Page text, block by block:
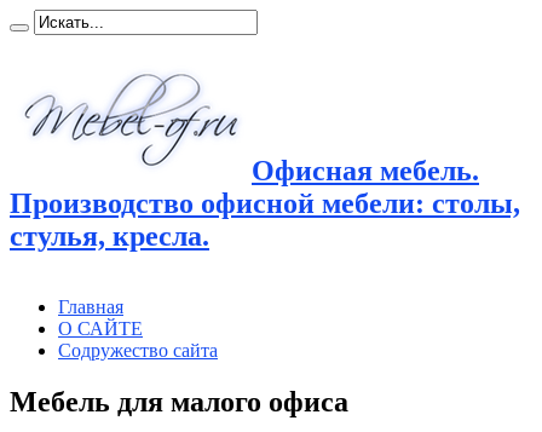
Офисная мебель.
Производство офисной мебели: столы,
стулья, кресла.
Главная
О САЙТЕ
Содружество сайта
Мебель для малого офиса